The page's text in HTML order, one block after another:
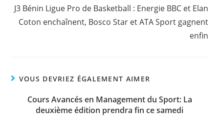
J3 Bénin Ligue Pro de Basketball : Energie BBC et Elan
Coton enchaînent, Bosco Star et ATA Sport gagnent
enfin
VOUS DEVRIEZ ÉGALEMENT AIMER
Cours Avancés en Management du Sport: La
deuxième édition prendra fin ce samedi